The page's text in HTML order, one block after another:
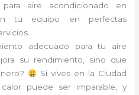
aire acondicionado en
tu equipo en perfectas
adecuado para tu aire
su rendimiento, sino que
Si vives en la Ciudad
puede ser imparable, y